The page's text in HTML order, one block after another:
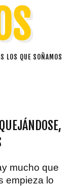
LOS QUE SOÑAMOS
mucho que
empieza lo